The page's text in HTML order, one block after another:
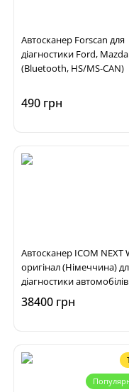
Автосканер Forscan для
діагностики Ford, Mazda
(Bluetooth, HS/MS-CAN)
490 грн
Автосканер ICOM NEXT
оригінал (Німеччина)
діагностики
мотоциклів BMW, MINI
38400 грн